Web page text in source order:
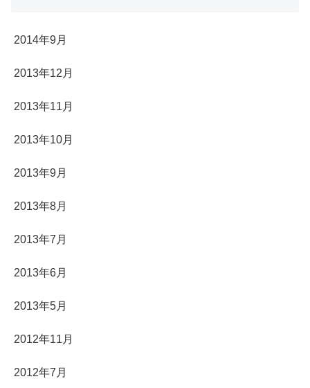
2014年9月
2013年12月
2013年11月
2013年10月
2013年9月
2013年8月
2013年7月
2013年6月
2013年5月
2012年11月
2012年7月